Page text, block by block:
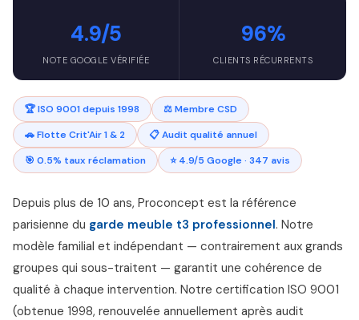
4.9/5
NOTE GOOGLE VÉRIFIÉE
96%
CLIENTS RÉCURRENTS
🏆 ISO 9001 depuis 1998
⚖️ Membre CSD
🚗 Flotte Crit'Air 1 & 2
📋 Audit qualité annuel
🎯 0.5% taux réclamation
⭐ 4.9/5 Google · 347 avis
Depuis plus de 10 ans, Proconcept est la référence
parisienne du garde meuble t3 professionnel. Notre
modèle familial et indépendant — contrairement aux grands
groupes qui sous-traitent — garantit une cohérence de
qualité à chaque intervention. Notre certification ISO 9001
(obtenue 1998, renouvelée annuellement après audit